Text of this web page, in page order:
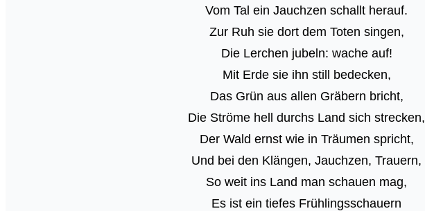
Vom Tal ein Jauchzen schallt herauf.
Zur Ruh sie dort dem Toten singen,
Die Lerchen jubeln: wache auf!
Mit Erde sie ihn still bedecken,
Das Grün aus allen Gräbern bricht,
Die Ströme hell durchs Land sich strecken,
Der Wald ernst wie in Träumen spricht,
Und bei den Klängen, Jauchzen, Trauern,
So weit ins Land man schauen mag,
Es ist ein tiefes Frühlingsschauern